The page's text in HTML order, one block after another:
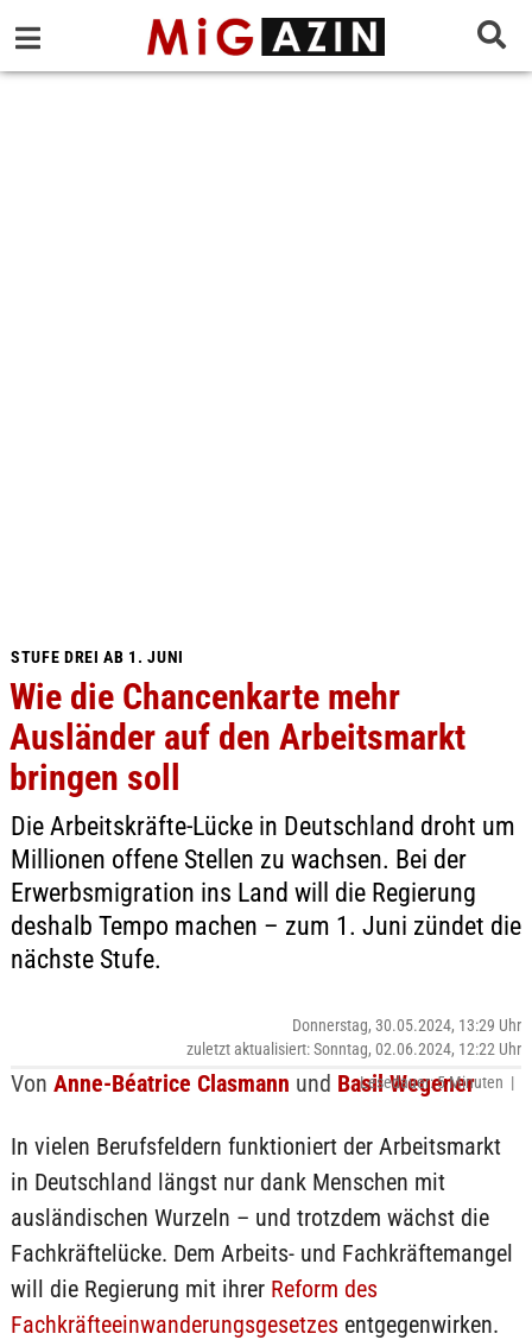
STUFE DREI AB 1. JUNI
Wie die Chancenkarte mehr
Ausländer auf den Arbeitsmarkt
bringen soll
Die Arbeitskräfte-Lücke in Deutschland droht um
Millionen offene Stellen zu wachsen. Bei der
Erwerbsmigration ins Land will die Regierung
deshalb Tempo machen – zum 1. Juni zündet die
nächste Stufe.
Von Anne-Béatrice Clasmann und Basil Wegener
Donnerstag, 30.05.2024, 13:29 Uhr
zuletzt aktualisiert: Sonntag, 02.06.2024, 12:22 Uhr
Lesedauer: 5 Minuten |
In vielen Berufsfeldern funktioniert der Arbeitsmarkt
in Deutschland längst nur dank Menschen mit
ausländischen Wurzeln – und trotzdem wächst die
Fachkräftelücke. Dem Arbeits- und Fachkräftemangel
will die Regierung mit ihrer Reform des
Fachkräfteeinwanderungsgesetzesentgegenwirken.